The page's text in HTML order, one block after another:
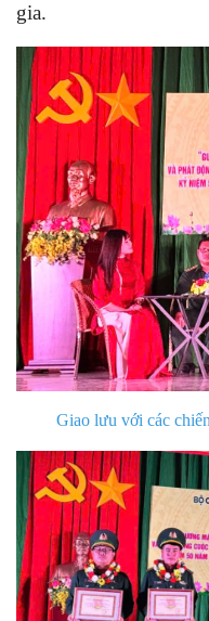
gia.
Giao lưu với các